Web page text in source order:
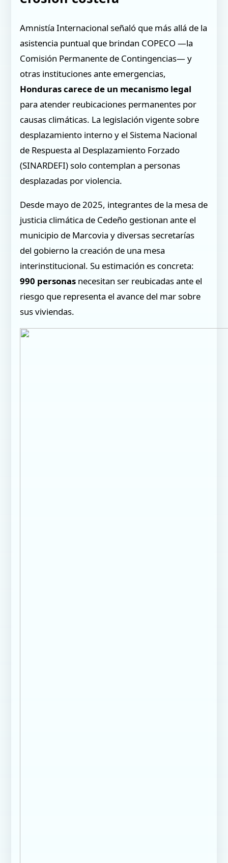
Amnistía Internacional señaló que más allá de la
asistencia puntual que brindan COPECO —la
Comisión Permanente de Contingencias— y
otras instituciones ante emergencias,
Honduras carece de un mecanismo legal
para atender reubicaciones permanentes por
causas climáticas. La legislación vigente sobre
desplazamiento interno y el Sistema Nacional
de Respuesta al Desplazamiento Forzado
(SINARDEFI) solo contemplan a personas
desplazadas por violencia.
Desde mayo de 2025, integrantes de la mesa de
justicia climática de Cedeño gestionan ante el
municipio de Marcovia y diversas secretarías
del gobierno la creación de una mesa
interinstitucional. Su estimación es concreta:
990 personas necesitan ser reubicadas ante el
riesgo que representa el avance del mar sobre
sus viviendas.